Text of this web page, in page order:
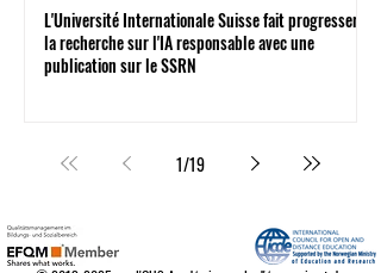
L'Université Internationale Suisse fait progresser
la recherche sur l'IA responsable avec une
publication sur le SSRN
1/19